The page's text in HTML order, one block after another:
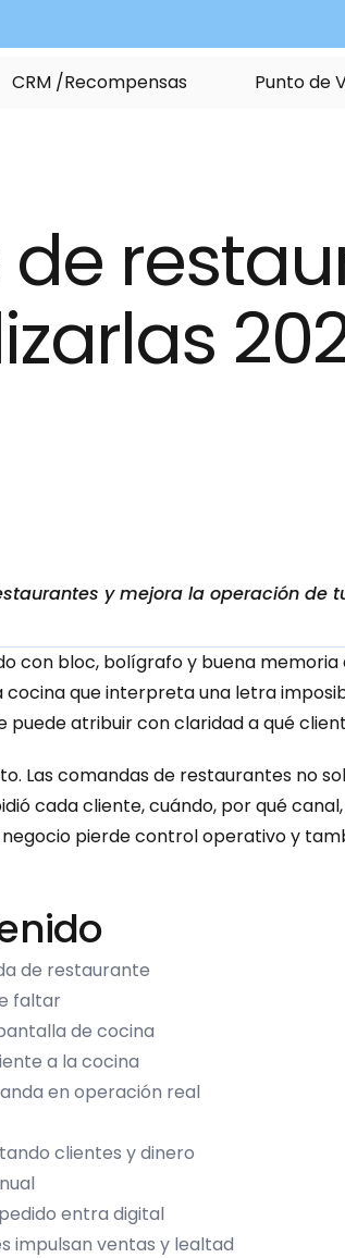
CRM /Recompensas Puntode
y mejora la operación de
con bloc, bolígrafo y buena
cocina que interpreta una letra
puede atribuir con claridad a qué
Las comandas de restaurantes no
cada cliente, cuándo, por qué
pierde control operativo y
de restaurante
faltar
de cocina
a la cocina
en operación real
clientes y dinero
entra digital
impulsan ventas y lealtad